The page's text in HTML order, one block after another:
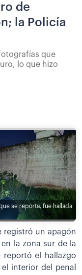
de
la Policía
que
lo que hizo
se reporta, fue hallada
registró un apagón
la zona sur de la
reportó el hallazgo
interior del penal